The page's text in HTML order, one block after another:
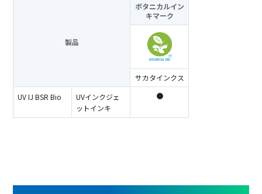
製品
ボタニカルイン
キマーク
サカタインクス
UV IJ BSR Bio
UVインクジェ
ットインキ
●